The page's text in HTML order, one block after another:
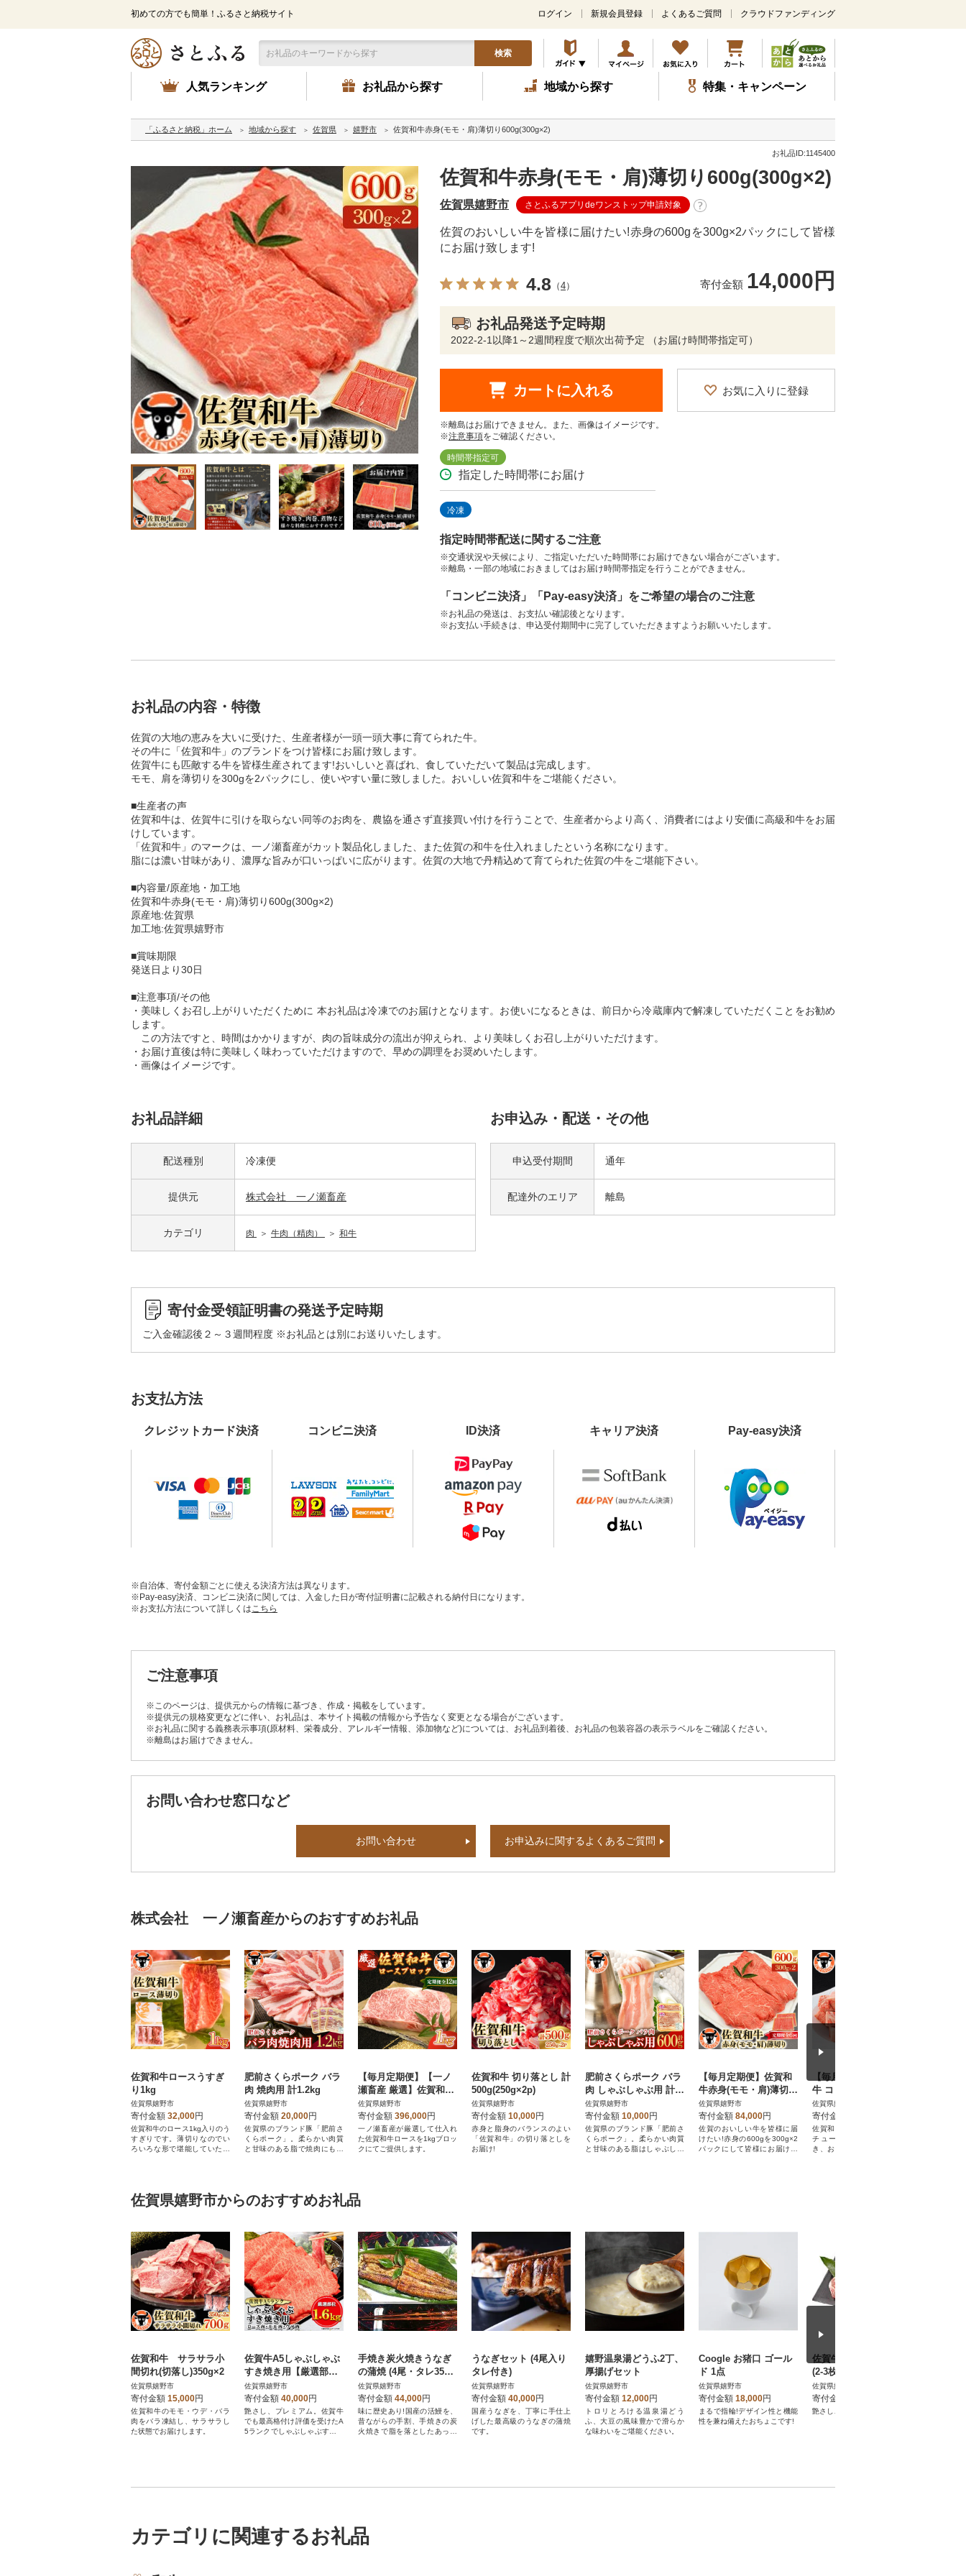
初めての方でも簡単！ふるさと納税サイト
メ
ン
コ
ン
テ
ツ
ッ
ログイン 新規会員登録 よくあるご質問 クラウドファンディング
検索
人気ランキング お礼品から探す 地域から探す 特集・キャンペーン
「ふるさと納税」ホーム 地域から探す 佐賀県 嬉野市 佐賀和牛赤身(モモ・肩)薄切り600g(300g×2)
お礼品ID:1145400
佐賀和牛赤身(モモ・肩)薄切り600g(300g×2)
佐賀県嬉野市 さとふるアプリdeワンストップ申請対象
佐賀のおいしい牛を皆様に届けたい!赤身の600gを300g×2パックにして皆様
にお届け致します!
4.8 （4） 寄付金額 14,000円
お礼品発送予定時期
2022-2-1以降1～2週間程度で順次出荷予定 （お届け時間帯指定可）
カートに入れる お気に入りに登録
※離島はお届けできません。また、画像はイメージです。
※注意事項をご確認ください。
時間帯指定可
指定した時間帯にお届け
冷凍
指定時間帯配送に関するご注意
※交通状況や天候により、ご指定いただいた時間帯にお届けできない場合がございます。
※離島・一部の地域におきましてはお届け時間帯指定を行うことができません。
「コンビニ決済」「Pay-easy決済」をご希望の場合のご注意
※お礼品の発送は、お支払い確認後となります。
※お支払い手続きは、申込受付期間中に完了していただきますようお願いいたします。
お礼品の内容・特徴
佐賀の大地の恵みを大いに受けた、生産者様が一頭一頭大事に育てられた牛。
その牛に「佐賀和牛」のブランドをつけ皆様にお届け致します。
佐賀牛にも匹敵する牛を皆様生産されてます!おいしいと喜ばれ、食していただいて製品は完成します。
モモ、肩を薄切りを300gを2パックにし、使いやすい量に致しました。おいしい佐賀和牛をご堪能ください。
■生産者の声
佐賀和牛は、佐賀牛に引けを取らない同等のお肉を、農協を通さず直接買い付けを行うことで、生産者からより高く、消費者にはより安価に高級和牛をお届
けしています。
「佐賀和牛」のマークは、一ノ瀬畜産がカット製品化しました、また佐賀の和牛を仕入れましたという名称になります。
脂には濃い甘味があり、濃厚な旨みが口いっぱいに広がります。佐賀の大地で丹精込めて育てられた佐賀の牛をご堪能下さい。
■内容量/原産地・加工地
佐賀和牛赤身(モモ・肩)薄切り600g(300g×2)
原産地:佐賀県
加工地:佐賀県嬉野市
■賞味期限
発送日より30日
■注意事項/その他
・美味しくお召し上がりいただくために 本お礼品は冷凍でのお届けとなります。お使いになるときは、前日から冷蔵庫内で解凍していただくことをお勧め
します。
この方法ですと、時間はかかりますが、肉の旨味成分の流出が抑えられ、より美味しくお召し上がりいただけます。
・お届け直後は特に美味しく味わっていただけますので、早めの調理をお奨めいたします。
・画像はイメージです。
お礼品詳細
配送種別 冷凍便
提供元 株式会社 一ノ瀬畜産
カテゴリ 肉 牛肉（精肉） 和牛
お申込み・配送・その他
申込受付期間 通年
配達外のエリア 離島
寄付金受領証明書の発送予定時期
ご入金確認後２～３週間程度 ※お礼品とは別にお送りいたします。
お支払方法
クレジットカード決済 コンビニ決済 ID決済 キャリア決済 Pay-easy決済
※自治体、寄付金額ごとに使える決済方法は異なります。
※Pay-easy決済、コンビニ決済に関しては、入金した日が寄付証明書に記載される納付日になります。
※お支払方法について詳しくはこちら
ご注意事項
※このページは、提供元からの情報に基づき、作成・掲載をしています。
※提供元の規格変更などに伴い、お礼品は、本サイト掲載の情報から予告なく変更となる場合がございます。
※お礼品に関する義務表示事項(原材料、栄養成分、アレルギー情報、添加物など)については、お礼品到着後、お礼品の包装容器の表示ラベルをご確認ください。
※離島はお届けできません。
お問い合わせ窓口など
お問い合わせ お申込みに関するよくあるご質問
株式会社 一ノ瀬畜産からのおすすめお礼品
佐賀和牛ロースうすぎ
り1kg
佐賀県嬉野市
寄付金額 32,000円
佐賀和牛のロース1kg入りのう
すぎりです。薄切りなのでい
ろいろな形で堪能していただ
肥前さくらポーク バラ
肉 焼肉用 計1.2kg
佐賀県嬉野市
寄付金額 20,000円
佐賀県のブランド豚「肥前さ
くらポーク」。柔らかい肉質
と甘味のある脂で焼肉にもピ
【毎月定期便】【一ノ
瀬畜産 厳選】佐賀和牛
ロース 1kgブロック全1
2回
佐賀県嬉野市
寄付金額 396,000円
一ノ瀬畜産が厳選して仕入れ
た佐賀和牛ロースを1kgブロッ
クにてご提供します。
佐賀和牛 切り落とし 計
500g(250g×2p)
佐賀県嬉野市
寄付金額 10,000円
赤身と脂身のバランスのよい
「佐賀和牛」の切り落としを
お届け!
肥前さくらポーク バラ
肉 しゃぶしゃぶ用 計6
00g
佐賀県嬉野市
寄付金額 10,000円
佐賀県のブランド豚「肥前さ
くらポーク」。柔らかい肉質
と甘味のある脂はしゃぶしゃ
【毎月定期便】佐賀和
牛赤身(モモ・肩)薄切り
600g(300g×2)全6回
佐賀県嬉野市
寄付金額 84,000円
佐賀のおいしい牛を皆様に届
けたい!赤身の600gを300g×2
パックにして皆様にお届け致
【毎月定期便】佐賀和
牛 コロコロ切落し 600
g(300g×2袋)全6回
佐賀県嬉野市
寄付金額
佐賀和牛でカレーやビーフシ
チューなどにご使用いただ
き、お肉の食感をご堪能下さ
佐賀県嬉野市からのおすすめお礼品
佐賀和牛 サラサラ小
間切れ(切落し)350g×2
佐賀県嬉野市
寄付金額 15,000円
佐賀和牛のモモ・ウデ・バラ
肉をバラ凍結し、サラサラし
た状態でお届けします。
佐賀牛A5しゃぶしゃぶ
すき焼き用【厳選部
位】(ロース肉・モモ
肉・ウデ肉)1.6kg(400g
×4P)
佐賀県嬉野市
寄付金額 40,000円
艶さし、プレミアム。佐賀牛
でも最高格付け評価を受けたA
5ランクでしゃぶしゃぶすき焼
手焼き炭火焼きうなぎ
の蒲焼 (4尾・タレ350
㏄×2本付き)
佐賀県嬉野市
寄付金額 44,000円
味に歴史あり!国産の活鰻を、
昔ながらの手割、手焼きの炭
火焼きで脂を落としたあっさ
うなぎセット (4尾入り
タレ付き)
佐賀県嬉野市
寄付金額 40,000円
国産うなぎを、丁寧に手仕上
げした最高級のうなぎの蒲焼
です。
嬉野温泉湯どうふ2丁、
厚揚げセット
佐賀県嬉野市
寄付金額 12,000円
トロリとろける温泉湯どう
ふ、大豆の風味豊かで滑らか
な味わいをご堪能ください。
Coogle お猪口 ゴール
ド 1点
佐賀県嬉野市
寄付金額 18,000円
まるで指輪!デザイン性と機能
性を兼ね備えたおちょこです!
佐賀牛 ステーキ用800g
(2-3枚入りセット)
佐賀県嬉野市
寄付金額
艶さし、プレミアム。
カテゴリに関連するお礼品